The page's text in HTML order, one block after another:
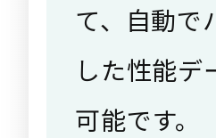
て、自動で
した性能
可能です。